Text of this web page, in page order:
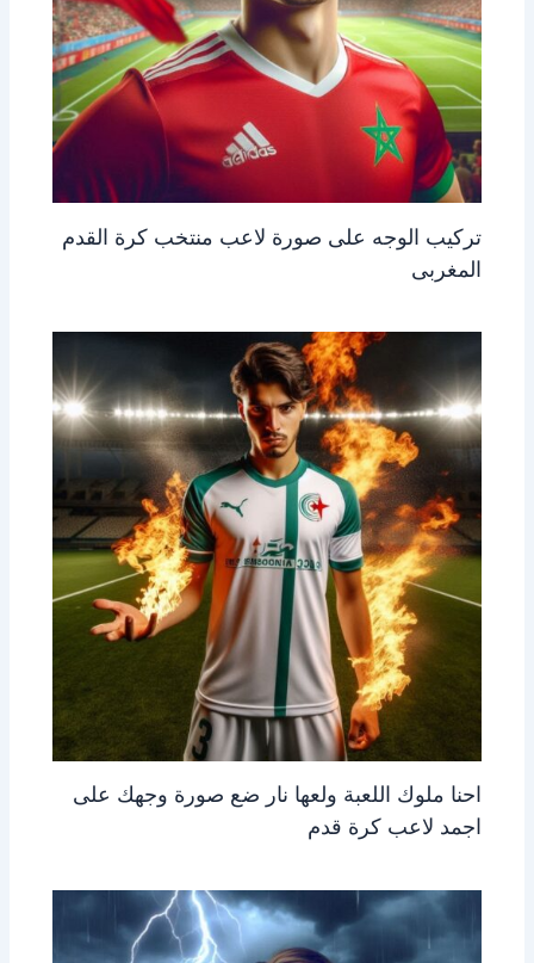
تركيب الوجه على صورة لاعب منتخب كرة القدم
المغربى
احنا ملوك اللعبة ولعها نار ضع صورة وجهك على
اجمد لاعب كرة قدم